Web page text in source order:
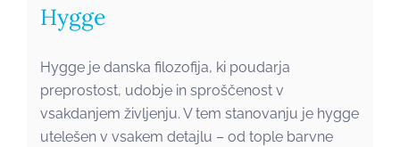
Hygge
Hygge je danska filozofija, ki poudarja
preprostost, udobje in sproščenost v
vsakdanjem življenju. V tem stanovanju je hygge
utelešen v vsakem detajlu – od tople barvne